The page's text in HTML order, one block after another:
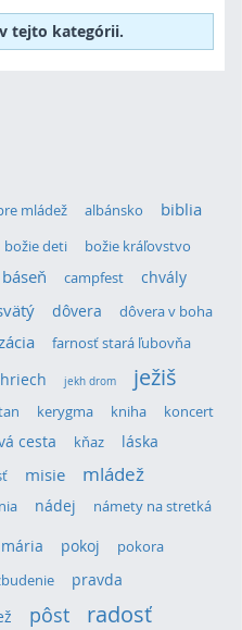
tejto kategórii.
mládež albánsko
biblia
božie deti božie kráľovstvo
báseň campfest chvály
dôvera dôvera v boha
farnosť stará ľubovňa
hriech jekh drom ježiš
kerygma kniha koncert
cesta kňaz
láska
misie mládež
nádej námety na stretká
pokoj
pokora
pravda
pôst radosť